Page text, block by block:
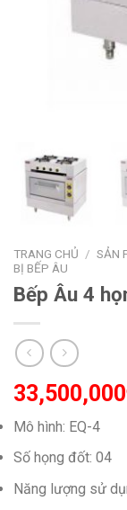
TRANG CHỦ / SẢN
BỊ BẾP ÂU
Bếp Âu 4
33,500,000
Mô hình: EQ-4
Số họng đốt: 04
Năng lượng sử